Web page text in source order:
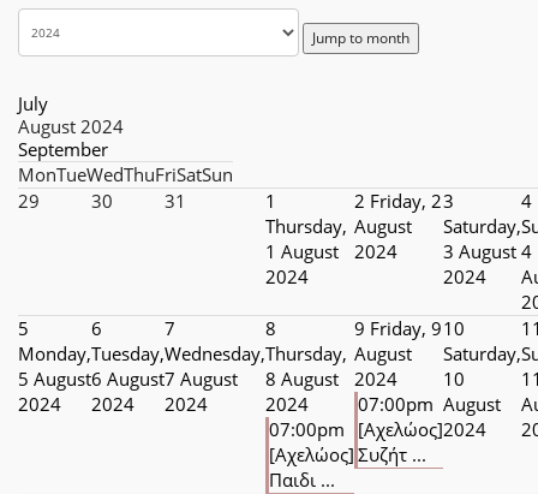
Jump to month
July
August 2024
September
MonTueWedThuFriSatSun
29
30 31
1
Thursday,
1 August
2024
2 Friday, 2
August
2024
3
Saturday,
3 August
2024
4
4
5
Monday,
5 August
2024
6
Tuesday,
6 August
2024
7
Wednesday,
7 August
2024
8
Thursday,
8 August
2024
07:00pm
[Αχελώος]
Παιδι ...
9 Friday, 9
August
2024
07:00pm
[Αχελώος]
Συζήτ ...
10
Saturday,
10
August
2024